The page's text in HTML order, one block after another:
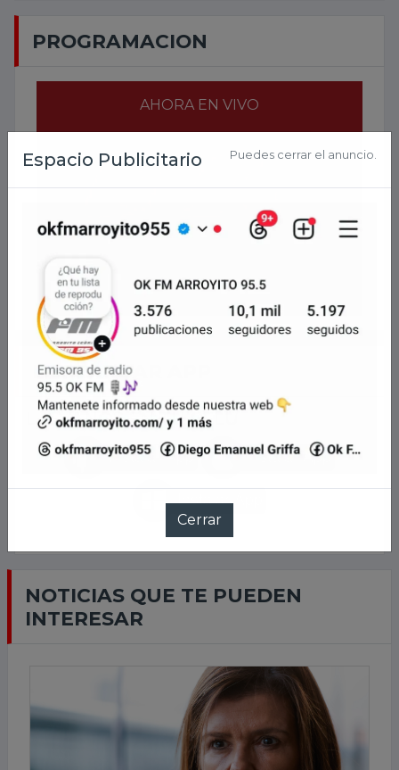
PROGRAMACION
AHORA EN VIVO
08-08 16:27:28
DESCARGAR APP
LLEVANOS EN TU CELU
NOTICIAS QUE TE PUEDEN
INTERESAR